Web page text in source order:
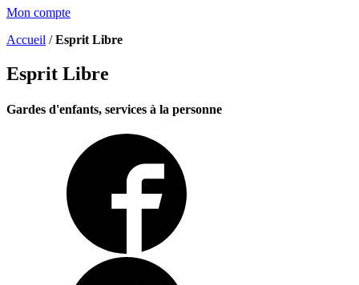
Mon compte
Accueil /Esprit Libre
Esprit Libre
Gardes d'enfants, services à la personne